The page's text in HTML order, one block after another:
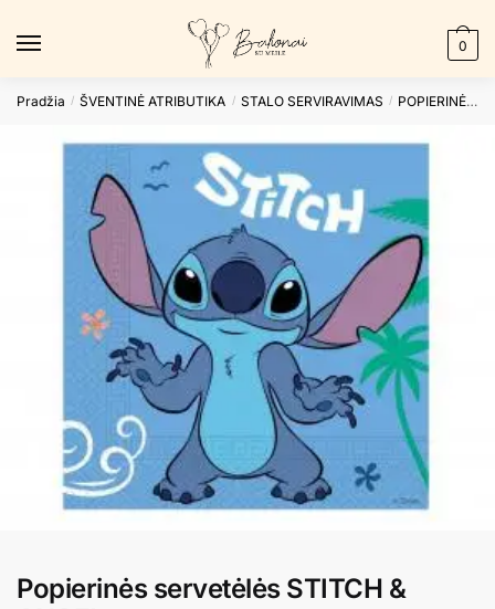
0
Pradžia / ŠVENTINĖ ATRIBUTIKA / STALO SERVIRAVIMAS / POPIERINĖS SERVETĖLĖS
Popierinės servetėlės STITCH &